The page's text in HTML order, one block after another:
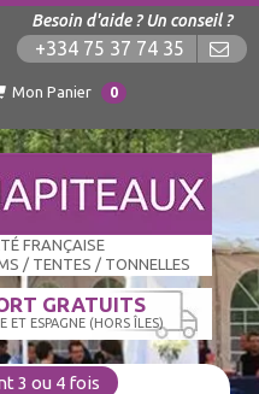
Besoin d'aide ? Un conseil ?
+334 75 37 74 35
Mon Panier 0
FRANÇAISE
/ TENTES / TONNELLES
GRATUITS
ET ESPAGNE (HORS ÎLES)
3 ou 4 fois